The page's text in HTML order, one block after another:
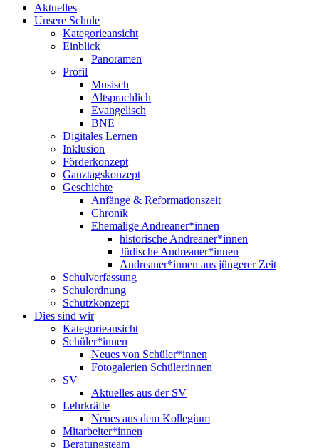
Aktuelles
Unsere Schule
Kategorieansicht
Einblick
Panoramen
Profil
Musisch
Altsprachlich
Evangelisch
BNE
Digitales Lernen
Inklusion
Förderkonzept
Ganztagskonzept
Geschichte
Anfänge & Reformationszeit
Chronik
Ehemalige Andreaner*innen
historische Andreaner*innen
Jüdische Andreaner*innen
Andreaner*innen aus jüngerer Zeit
Schulverfassung
Schulordnung
Schutzkonzept
Dies sind wir
Kategorieansicht
Schüler*innen
Neues von Schüler*innen
Fotogalerien Schüler:innen
SV
Aktuelles aus der SV
Lehrkräfte
Neues aus dem Kollegium
Mitarbeiter*innen
Beratungsteam